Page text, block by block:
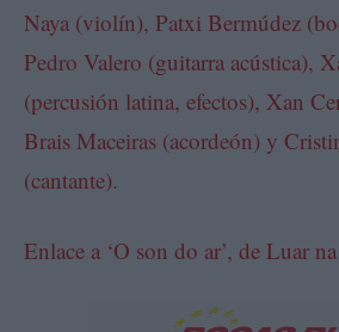
Naya (violín), Patxi Bermúdez
Pedro Valero (guitarra acústica),
(percusión latina, efectos), Xan
Brais Maceiras (acordeón) y
(cantante).
Enlace a ‘O son do ar’, de Luar